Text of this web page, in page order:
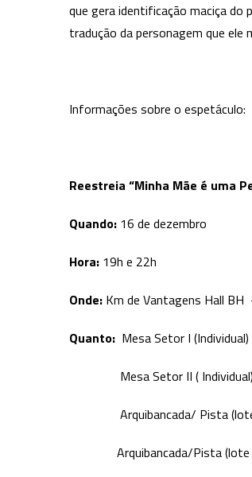
que gera identificação maciça do
tradução da personagem que ele
Informações sobre o espetáculo:
Reestreia “Minha Mãe é uma
Quando: 16 de dezembro
Hora: 19h e 22h
Onde: Km de Vantagens Hall BH
Quanto: Mesa Setor I
Mesa Setor II ( Individual)
Arquibancada/ Pista (lote I)
Arquibancada/Pista (lote II)